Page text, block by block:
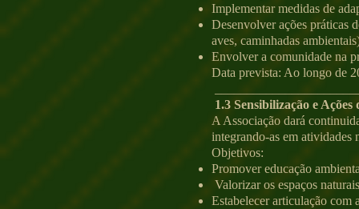
Implementar medidas de
Desenvolver ações práticas
aves, caminhadas
Envolver a comunidade na
Data prevista: Ao longo de
1.3 Sensibilização e Ações
A Associação dará
integrando-as em atividades
Objetivos:
Promover educação
Valorizar os espaços
Estabelecer articulação com